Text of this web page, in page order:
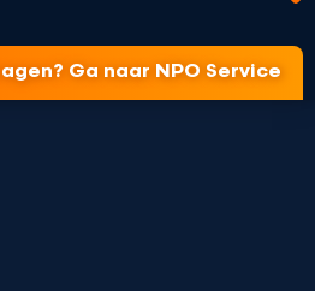
Ga naar NPO Service